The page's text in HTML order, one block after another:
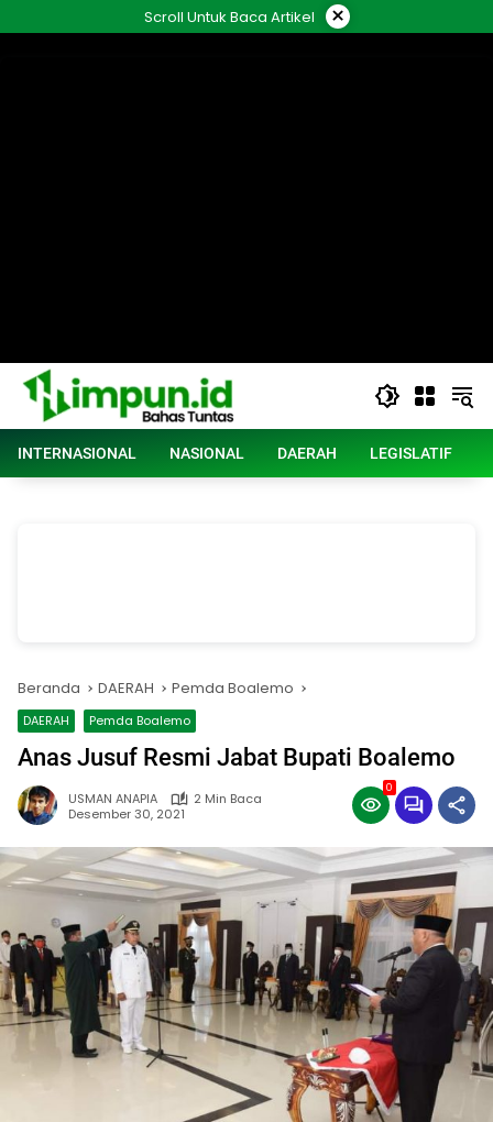
ke
Scroll Untuk Baca Artikel ×
INTERNASIONAL NASIONAL DAERAH LEGISLATIF
Beranda DAERAH Pemda Boalemo
DAERAH Pemda Boalemo
Anas Jusuf Resmi Jabat Bupati Boalemo
USMAN ANAPIA
2 Min Baca
Desember 30, 2021
0